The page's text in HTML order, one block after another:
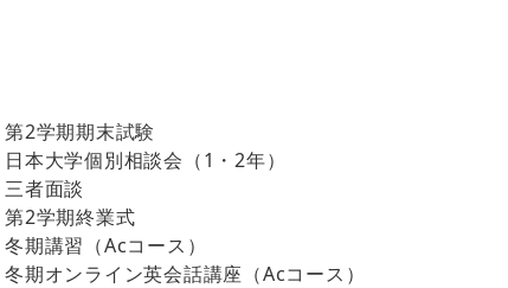
第2学期期末試験
日本大学個別相談会（1・2年）
三者面談
第2学期終業式
冬期講習（Acコース）
冬期オンライン英会話講座（Acコース）